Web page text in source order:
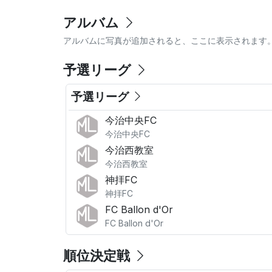
アルバム
アルバムに写真が追加されると、ここに表示されます
予選リーグ
予選リーグ
今治中央FC
今治中央FC
今治西教室
今治西教室
神拝FC
神拝FC
FC Ballon d'Or
FC Ballon d'Or
順位決定戦